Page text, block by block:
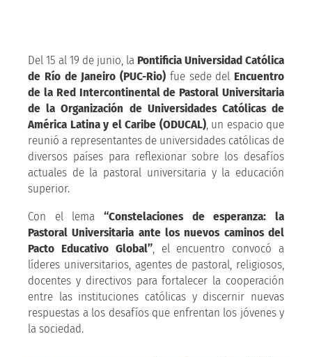
Del 15 al 19 de junio, la Pontificia Universidad Católica
de Río de Janeiro (PUC-Rio) fue sede del Encuentro
de la Red Intercontinental de Pastoral Universitaria
de la Organización de Universidades Católicas de
América Latina y el Caribe (ODUCAL), un espacio que
reunió a representantes de universidades católicas de
diversos países para reflexionar sobre los desafíos
actuales de la pastoral universitaria y la educación
superior.
Con el lema “Constelaciones de esperanza: la
Pastoral Universitaria ante los nuevos caminos del
Pacto Educativo Global”, el encuentro convocó a
líderes universitarios, agentes de pastoral, religiosos,
docentes y directivos para fortalecer la cooperación
entre las instituciones católicas y discernir nuevas
respuestas a los desafíos que enfrentan los jóvenes y
la sociedad.